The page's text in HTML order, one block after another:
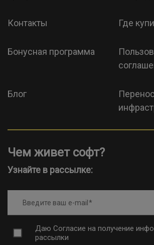
Контакты Где
Бонусная программа
Блог
Чем живет софт?
Узнайте в рассылке:
Введите ваш e-mail
Даю Согласие на получение
рассылки